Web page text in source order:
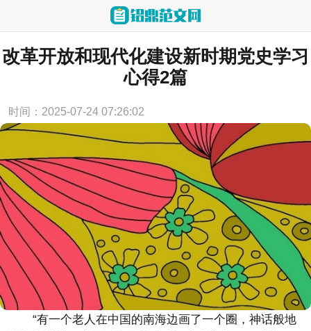
当前位置： 首页 > 心得体会
改革开放和现代化建设新时期党史学习
心得2篇
时间：2025-07-24 07:26:02
“有一个老人在中国的南海边画了一个圈，神话般地